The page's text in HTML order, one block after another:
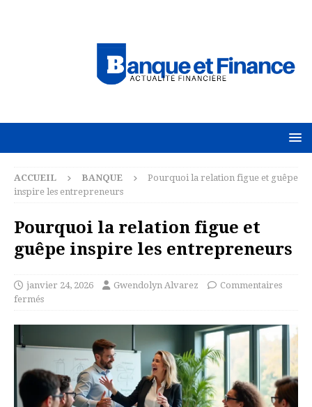
ACCUEIL BANQUE
Pourquoi la relation figue et guêpe
inspire les entrepreneurs
Pourquoi la relation figue et
guêpe inspire les entrepreneurs
janvier 24, 2026 Gwendolyn Alvarez
Commentaires
fermés